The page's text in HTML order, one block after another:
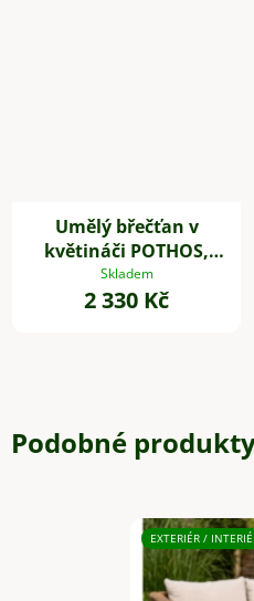
Umělý břečťan v
květináči POTHOS,
výška 85 cm, plast,
zelený
Skladem
2 330 Kč
Podobné
EXTERIÉR /